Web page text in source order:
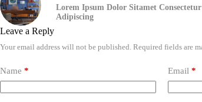
Lorem Ipsum Dolor Sitamet Consectetur
Adipiscing
Leave a Reply
Your email address will not be published. Required fields are
Name * Email *